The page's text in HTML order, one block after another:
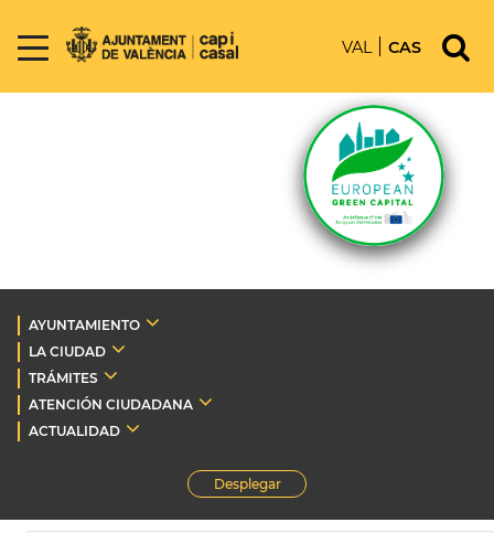
VAL CAS
AYUNTAMIENTO
LA CIUDAD
TRÁMITES
ATENCIÓN CIUDADANA
ACTUALIDAD
Desplegar